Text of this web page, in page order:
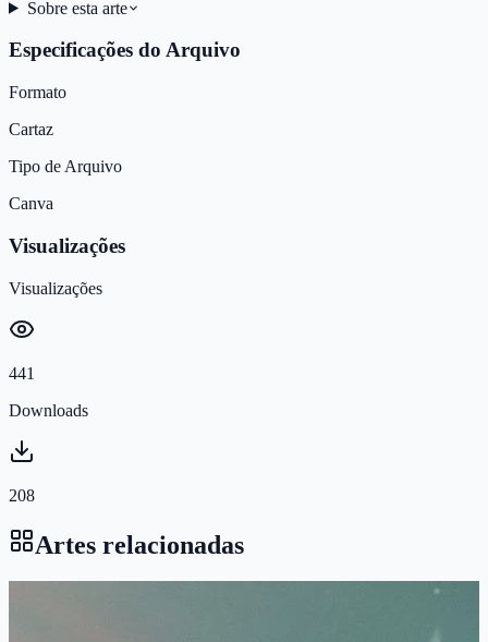
Sobre esta arte
Especificações do Arquivo
Formato
Cartaz
Tipo de Arquivo
Canva
Visualizações
Visualizações
441
Downloads
208
Artes relacionadas